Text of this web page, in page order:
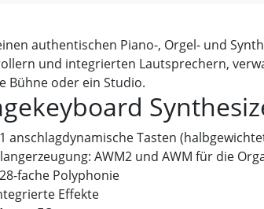
authentischen Piano-, Orgel- und
und integrierten Lautsprechern,
Bühne oder ein Studio.
anschlagdynamische Tasten
AWM2 und AWM für die
fache Polyphonie
Effekte